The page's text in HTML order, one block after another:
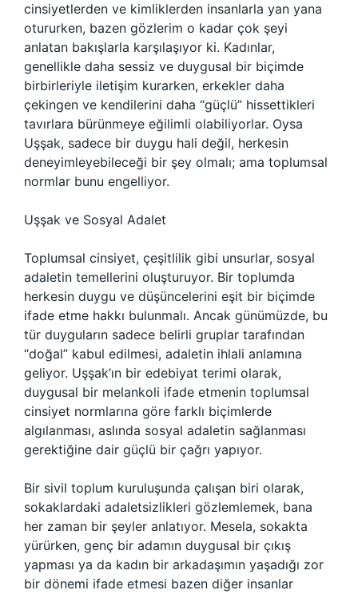
cinsiyetlerden ve kimliklerden insanlarla yan yana
otururken, bazen gözlerim o kadar çok şeyi
anlatan bakışlarla karşılaşıyor ki. Kadınlar,
genellikle daha sessiz ve duygusal bir biçimde
birbirleriyle iletişim kurarken, erkekler daha
çekingen ve kendilerini daha “güçlü” hissettikleri
tavırlara bürünmeye eğilimli olabiliyorlar. Oysa
Uşşak, sadece bir duygu hali değil, herkesin
deneyimleyebileceği bir şey olmalı; ama toplumsal
normlar bunu engelliyor.
Uşşak ve Sosyal Adalet
Toplumsal cinsiyet, çeşitlilik gibi unsurlar, sosyal
adaletin temellerini oluşturuyor. Bir toplumda
herkesin duygu ve düşüncelerini eşit bir biçimde
ifade etme hakkı bulunmalı. Ancak günümüzde, bu
tür duyguların sadece belirli gruplar tarafından
“doğal” kabul edilmesi, adaletin ihlali anlamına
geliyor. Uşşak’ın bir edebiyat terimi olarak,
duygusal bir melankoli ifade etmenin toplumsal
cinsiyet normlarına göre farklı biçimlerde
algılanması, aslında sosyal adaletin sağlanması
gerektiğine dair güçlü bir çağrı yapıyor.
Bir sivil toplum kuruluşunda çalışan biri olarak,
sokaklardaki adaletsizlikleri gözlemlemek, bana
her zaman bir şeyler anlatıyor. Mesela, sokakta
yürürken, genç bir adamın duygusal bir çıkış
yapması ya da kadın bir arkadaşımın yaşadığı zor
bir dönemi ifade etmesi bazen diğer insanlar